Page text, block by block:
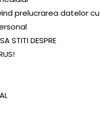
prelucrarea datelor cu
STITI DESPRE